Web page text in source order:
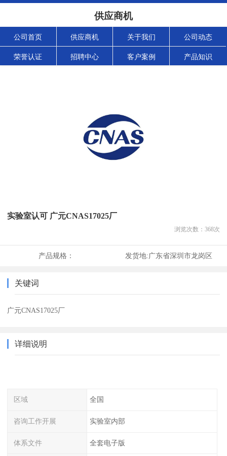
供应商机
公司首页 供应商机 关于我们 公司动态
荣誉认证 招聘中心 客户案例 产品知识
实验室认可 广元CNAS17025厂
浏览次数： 368次
产品规格： 发货地:广东省深圳市龙岗区
关键词
广元CNAS17025厂
详细说明
区域 全国
咨询工作开展 实验室内部
体系文件 全套电子版